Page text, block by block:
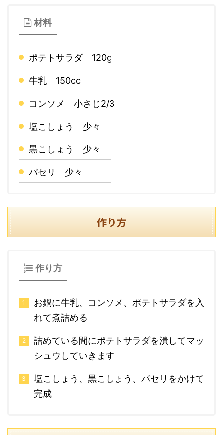
材料
ポテトサラダ 120g
牛乳 150cc
コンソメ 小さじ2/3
塩こしょう 少々
黒こしょう 少々
パセリ 少々
作り方
作り方
お鍋に牛乳、コンソメ、ポテトサラダを入
れて煮詰める
詰めている間にポテトサラダを潰してマッ
シュウしていきます
塩こしょう、黒こしょう、パセリをかけて
完成